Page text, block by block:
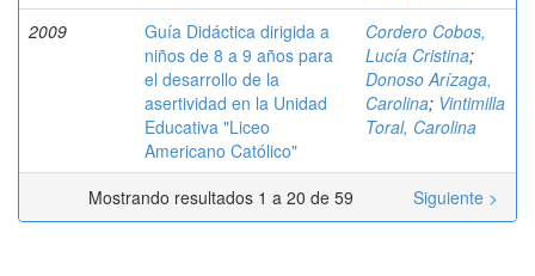
2009
Guía Didáctica dirigida a
niños de 8 a 9 años para
el desarrollo de la
asertividad en la Unidad
Educativa "Liceo
Americano Católico"
Cordero Cobos,
Lucía Cristina;
Donoso Arízaga,
Carolina; Vintimilla
Toral, Carolina
Mostrando resultados 1 a 20 de 59 Siguiente >